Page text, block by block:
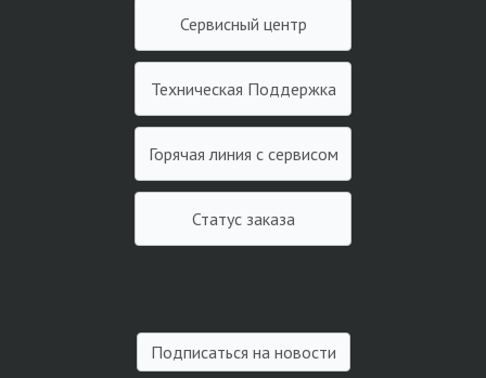
Сервисный центр
Техническая Поддержка
Горячая линия с сервисом
Статус заказа
Подписаться на новости